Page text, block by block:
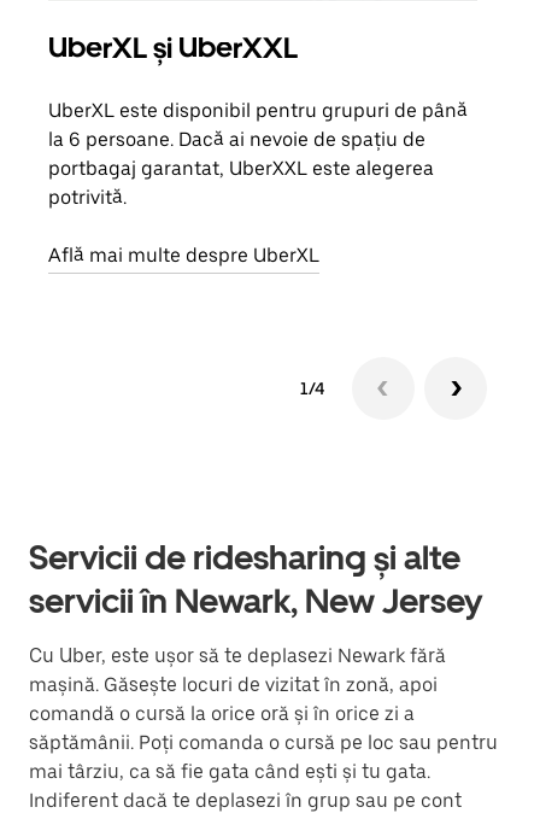
UberXL și UberXXL
UberXL este disponibil pentru grupuri de până
la 6 persoane. Dacă ai nevoie de spațiu de
portbagaj garantat, UberXXL este alegerea
potrivită.
Află mai multe despre UberXL
1/4
Servicii de ridesharing și alte
servicii în Newark, New Jersey
Cu Uber, este ușor să te deplasezi Newark fără
mașină. Găsește locuri de vizitat în zonă, apoi
comandă o cursă la orice oră și în orice zi a
săptămânii. Poți comanda o cursă pe loc sau pentru
mai târziu, ca să fie gata când ești și tu gata.
Indiferent dacă te deplasezi în grup sau pe cont